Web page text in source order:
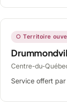
○ Territoire
Centre-du-
Service offert